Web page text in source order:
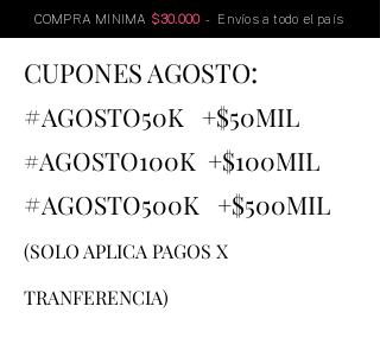
COMPRA MINIMA $30.000 - Envíos a todo el país
CUPONES AGOSTO:
#AGOSTO50K +$50MIL
#AGOSTO100K +$100MIL
#AGOSTO500K +$500MIL
(SOLO APLICA PAGOS X
TRANFERENCIA)